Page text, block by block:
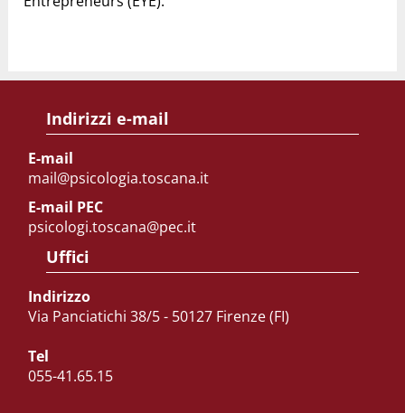
Indirizzi e-mail
E-mail
mail@psicologia.toscana.it
E-mail PEC
psicologi.toscana@pec.it
Uffici
Indirizzo
Via Panciatichi 38/5 - 50127 Firenze (FI)
Tel
055-41.65.15